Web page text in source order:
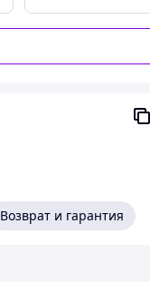
Возврат и гарантия